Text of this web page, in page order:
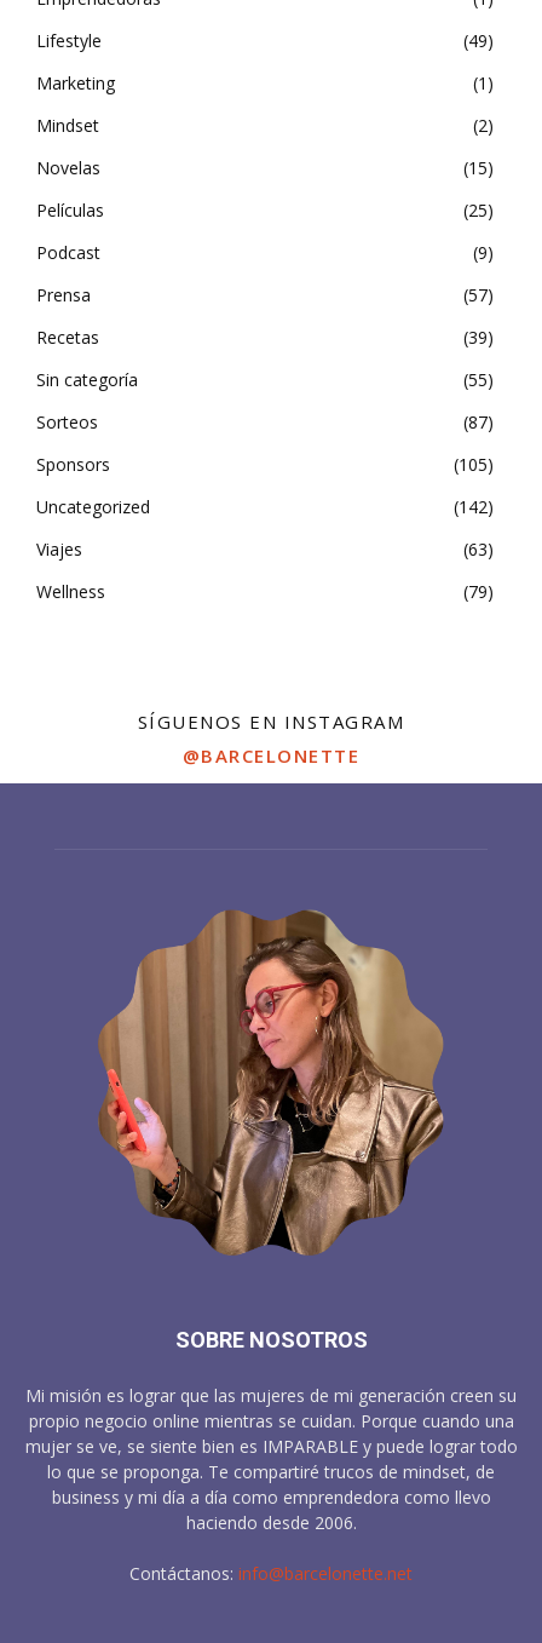
Lifestyle
49
Marketing
1
Mindset
2
Novelas
15
Películas
25
Podcast
9
Prensa
57
Recetas
39
Sin categoría
55
Sorteos
87
Sponsors
105
Uncategorized
142
Viajes
63
Wellness
79
SÍGUENOS EN INSTAGRAM
@BARCELONETTE
SOBRE NOSOTROS
Mi misión es lograr que las mujeres de mi generación creen su
propio negocio online mientras se cuidan. Porque cuando una
mujer se ve, se siente bien es IMPARABLE y puede lograr todo
lo que se proponga. Te compartiré trucos de mindset, de
business y mi día a día como emprendedora como llevo
haciendo desde 2006.
Contáctanos: info@barcelonette.net